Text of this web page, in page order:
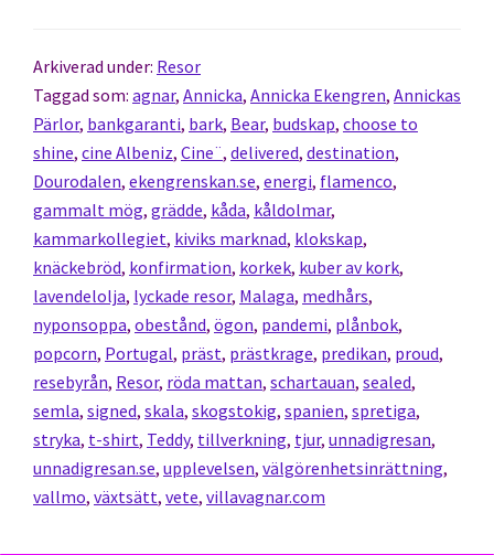
Arkiverad under: Resor
Taggad som: agnar, Annicka, Annicka Ekengren, Annickas
Pärlor, bankgaranti, bark, Bear, budskap, choose to
shine, cine Albeniz, Cine¨, delivered, destination,
Dourodalen, ekengrenskan.se, energi, flamenco,
gammalt mög, grädde, kåda, kåldolmar,
kammarkollegiet, kiviks marknad, klokskap,
knäckebröd, konfirmation, korkek, kuber av kork,
lavendelolja, lyckade resor, Malaga, medhårs,
nyponsoppa, obestånd, ögon, pandemi, plånbok,
popcorn, Portugal, präst, prästkrage, predikan, proud,
resebyrån, Resor, röda mattan, schartauan, sealed,
semla, signed, skala, skogstokig, spanien, spretiga,
stryka, t-shirt, Teddy, tillverkning, tjur, unnadigresan,
unnadigresan.se, upplevelsen, välgörenhetsinrättning,
vallmo, växtsätt, vete, villavagnar.com